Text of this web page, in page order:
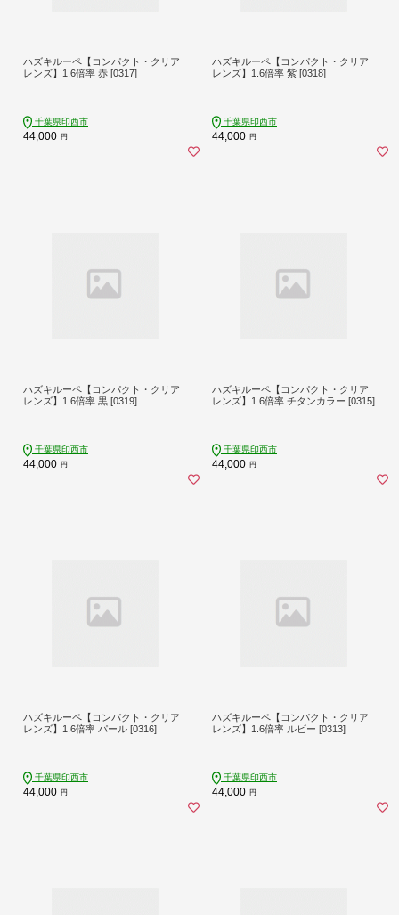
ハズキルーペ【コンパクト・クリア
レンズ】1.6倍率 赤 [0317]
千葉県印西市
44,000 円
ハズキルーペ【コンパクト・クリア
レンズ】1.6倍率 紫 [0318]
千葉県印西市
44,000 円
ハズキルーペ【コンパクト・クリア
レンズ】1.6倍率 黒 [0319]
千葉県印西市
44,000 円
ハズキルーペ【コンパクト・クリア
レンズ】1.6倍率 チタンカラー [0315]
千葉県印西市
44,000 円
ハズキルーペ【コンパクト・クリア
レンズ】1.6倍率 パール [0316]
千葉県印西市
44,000 円
ハズキルーペ【コンパクト・クリア
レンズ】1.6倍率 ルビー [0313]
千葉県印西市
44,000 円